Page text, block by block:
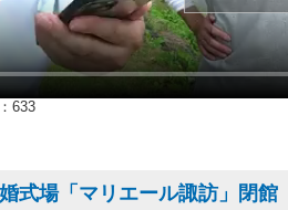
633
式場「マリエール諏訪」閉館